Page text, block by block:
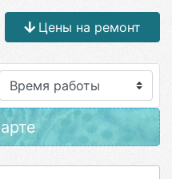
Цены на ремонт